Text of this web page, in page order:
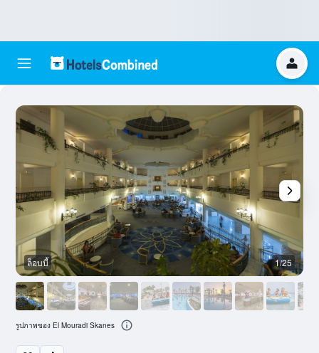
ล็อบบี้ 1/25
รูปภาพของ El Mouradi Skanes